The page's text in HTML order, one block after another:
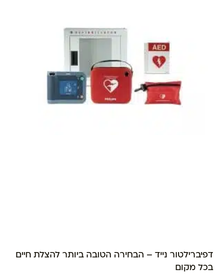
דפיברילטור נייד – הבחירה הטובה ביותר להצלת חיים
בכל מקום